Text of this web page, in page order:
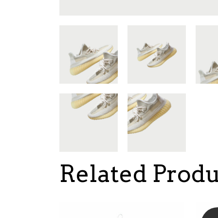
Related